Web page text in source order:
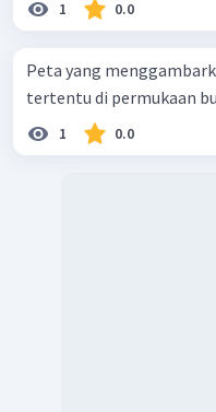
1 0.0
Peta yang
tertentu di permukaan
1 0.0